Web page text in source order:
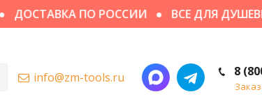
ДОСТАВКА ПО РОССИИ ВСЕ ДЛЯ
8
info@zm-tools.ru